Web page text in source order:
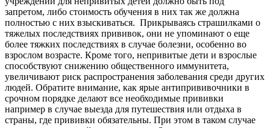
запретом, либо стоимость обучения в них так же должна
полностью с них взыскиваться. Прикрываясь страшилками о
тяжелых последствиях прививок, они не упоминают о еще
более тяжких последствиях в случае болезни, особенно во
взрослом возрасте. Кроме того, непривитые дети и взрослые
способствуют снижению общественного иммунитета,
увеличивают риск распространения заболевания среди других
людей. Обратите внимание, как ярые антипрививочники в
срочном порядке делают все необходимые прививки
например в случае выезда для путешествия или отдыха в
страны, где прививки обязательны. При этом в таком случае